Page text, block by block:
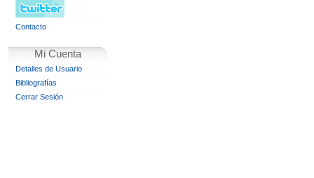
Contacto
Mi Cuenta
Detalles de Usuario
Bibliografías
Cerrar Sesión